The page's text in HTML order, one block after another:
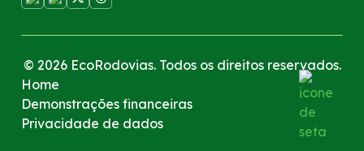
Home
Demonstrações financeiras
Privacidade de dados
© 2026 EcoRodovias. Todos os direitos reservados.